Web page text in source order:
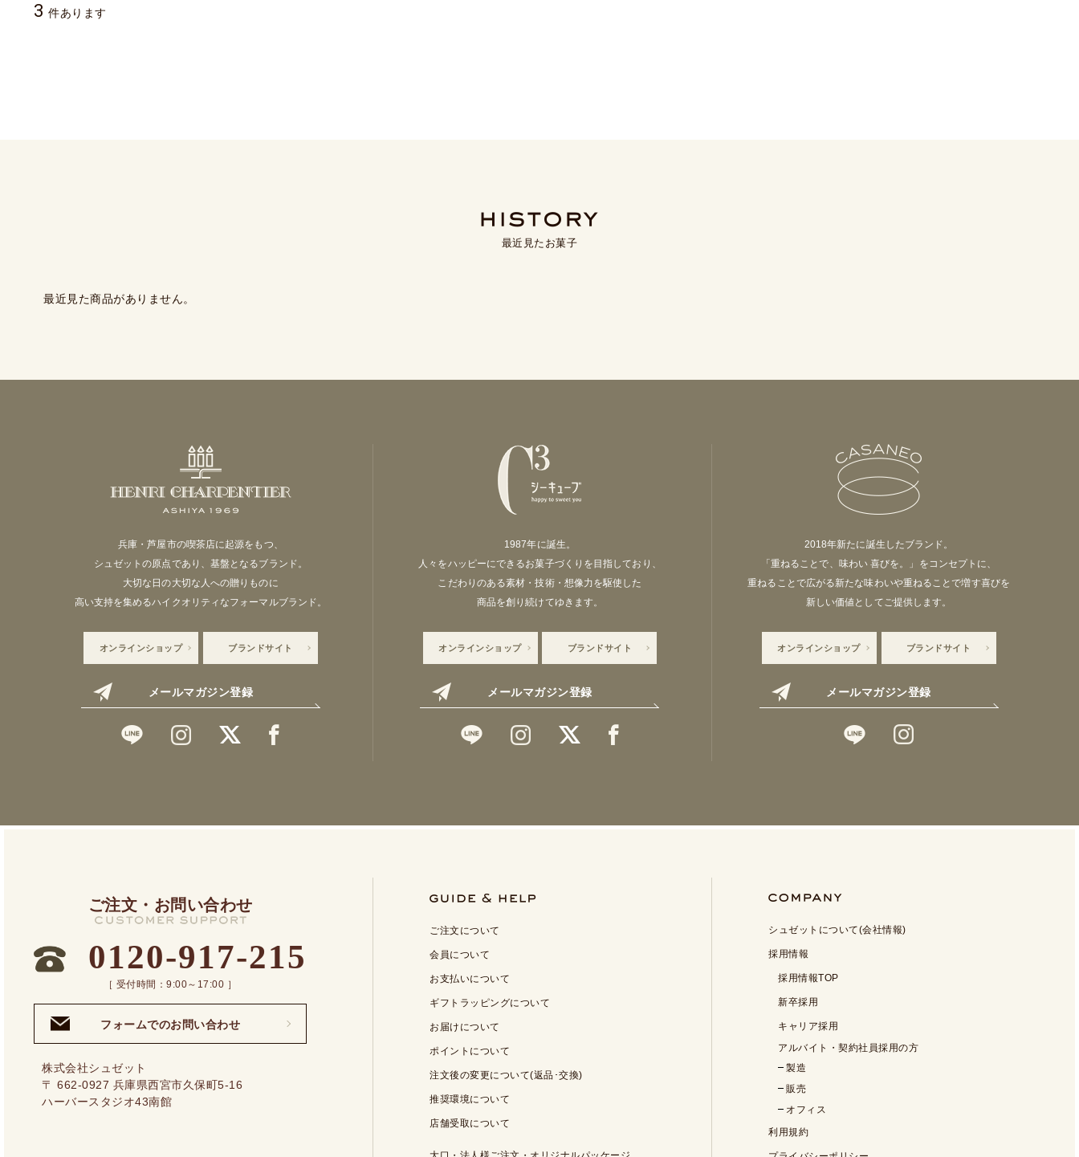
3 件あります
最近見たお菓子
最近見た商品がありません。
兵庫・芦屋市の喫茶店に起源をもつ、
シュゼットの原点であり、基盤となるブランド。
大切な日の大切な人への贈りものに
高い支持を集めるハイクオリティなフォーマルブランド。
オンラインショップ ブランドサイト
メールマガジン登録
1987年に誕生。
人々をハッピーにできるお菓子づくりを目指しており、
こだわりのある素材・技術・想像力を駆使した
商品を創り続けてゆきます。
オンラインショップ ブランドサイト
メールマガジン登録
2018年新たに誕生したブランド。
「重ねることで、味わい 喜びを。」をコンセプトに、
重ねることで広がる新たな味わいや重ねることで増す喜びを
新しい価値としてご提供します。
オンラインショップ ブランドサイト
メールマガジン登録
ご注文・お問い合わせ
0120-917-215
［ 受付時間：9:00～17:00 ］
フォームでのお問い合わせ
株式会社シュゼット
〒 662-0927 兵庫県西宮市久保町5-16
ハーバースタジオ43南館
ご注文について
会員について
お支払いについて
ギフトラッピングについて
お届けについて
ポイントについて
注文後の変更について(返品･交換)
推奨環境について
店舗受取について
シュゼットについて(会社情報)
採用情報
採用情報TOP
新卒採用
キャリア採用
アルバイト・契約社員採用の方
製造
販売
オフィス
利用規約